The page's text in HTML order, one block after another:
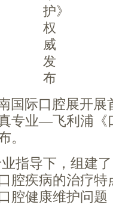
国际口腔展开
专业—飞利浦《
。
指导下，组建
腔疾病的治疗
腔健康维护问